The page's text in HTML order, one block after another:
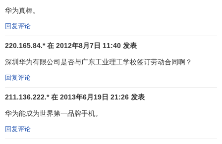
出台的《华为公司基本法》也许就是这一说法的印证。谈到
定一个好的规则比不断批评员工的行为更有效，它能让大多
数的员工努力地分担你的工作、压力和责任”。
在业界因出语惊人而颇受关注的任正非出身军人，他领
导华为公司在创业前十年的
过千万；1993年，销售额4.1亿元；1994年，实现销售额8亿
元；1995年，销售额达到14亿元，注册资本金增至7005万
元；1998年，已经拥有9000多名员工、年销售收入近百亿
华为真棒。
回复评论
220.165.84.* 在 2012年8月7日 11:40 发表
深圳华为有限公司是否与广东工业理工学校签订劳动合同啊？
回复评论
211.136.222.* 在 2013年6月19日 21:26 发表
华为能成为世界第一品牌手机。
回复评论